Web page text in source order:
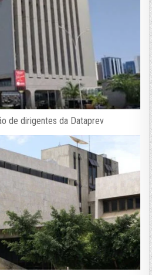
de dirigentes da Dataprev